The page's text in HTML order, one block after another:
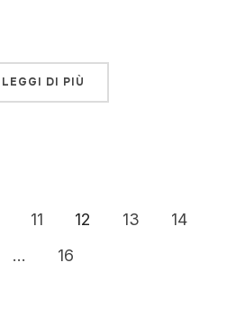
LEGGI DI PIÙ
11 12 13
14
…
16